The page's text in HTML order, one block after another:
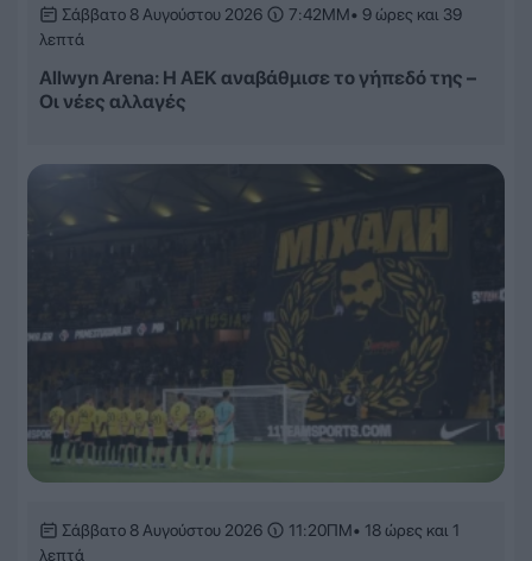
Σάββατο 8 Αυγούστου 2026 7:42ΜΜ• 9 ώρες και 39
λεπτά
Allwyn Arena: Η ΑΕΚ αναβάθμισε το γήπεδό της –
Οι νέες αλλαγές
Σάββατο 8 Αυγούστου 2026 11:20ΠΜ• 18 ώρες και 1
λεπτά